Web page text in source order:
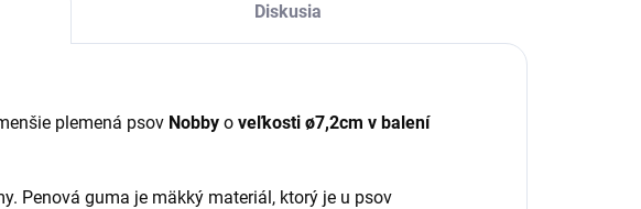
Diskusia
plemená psov Nobby o veľkosti ø7,2cm v balení
Penová guma je mäkký materiál, ktorý je u psov